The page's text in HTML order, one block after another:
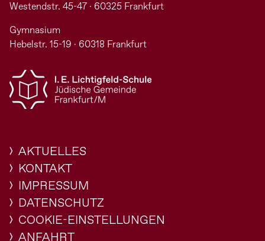
Westendstr. 45-47 · 60325 Frankfurt
Gymnasium
Hebelstr. 15-19 · 60318 Frankfurt
AKTUELLES
KONTAKT
IMPRESSUM
DATENSCHUTZ
COOKIE-EINSTELLUNGEN